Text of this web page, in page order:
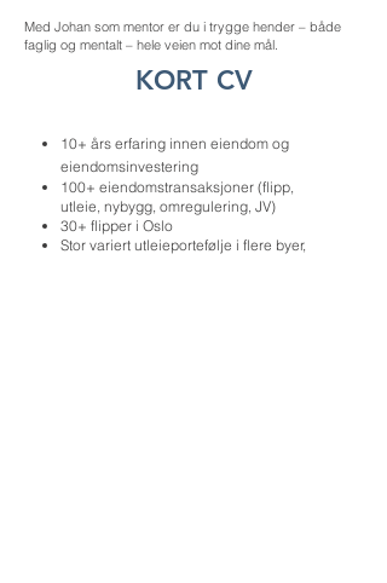
Med Johan som mentor er du i trygge hender – både
faglig og mentalt – hele veien mot dine mål.
KORT CV
10+ års erfaring innen eiendom og
eiendomsinvestering
100+ eiendomstransaksjoner (flipp,
utleie, nybygg, omregulering, JV)
30+ flipper i Oslo
Stor variert utleieportefølje i flere byer,